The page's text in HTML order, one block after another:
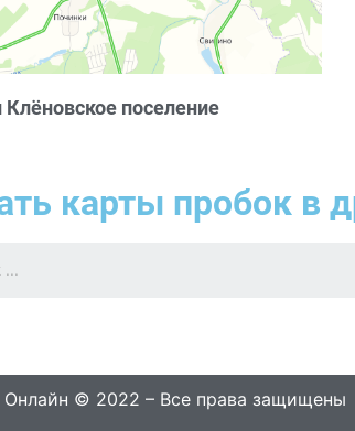
поселение
карты пробок в
Онлайн © 2022 – Все права защищены